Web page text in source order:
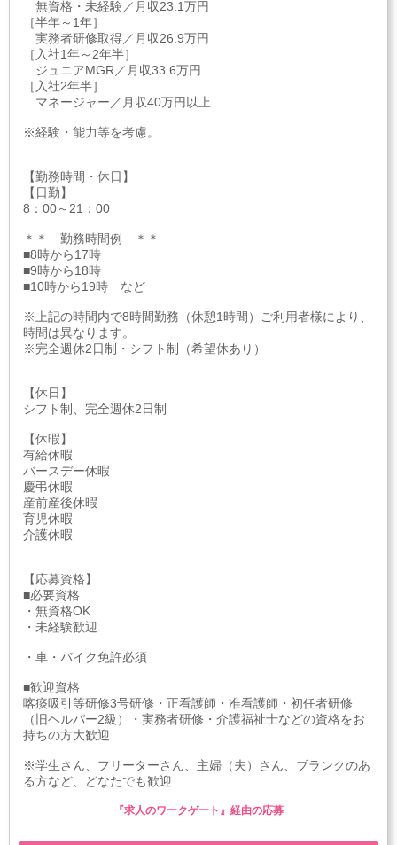
無資格・未経験／月収23.1万円
［半年～1年］
実務者研修取得／月収26.9万円
［入社1年～2年半］
ジュニアMGR／月収33.6万円
［入社2年半］
マネージャー／月収40万円以上
※経験・能力等を考慮。
【勤務時間・休日】
【日勤】
8：00～21：00
＊＊ 勤務時間例 ＊＊
■8時から17時
■9時から18時
■10時から19時 など
※上記の時間内で8時間勤務（休憩1時間）ご利用者様により、
時間は異なります。
※完全週休2日制・シフト制（希望休あり）
【休日】
シフト制、完全週休2日制
【休暇】
有給休暇
バースデー休暇
慶弔休暇
産前産後休暇
育児休暇
介護休暇
【応募資格】
■必要資格
・無資格OK
・未経験歓迎
・車・バイク免許必須
■歓迎資格
喀痰吸引等研修3号研修・正看護師・准看護師・初任者研修
（旧ヘルパー2級）・実務者研修・介護福祉士などの資格をお
持ちの方大歓迎
※学生さん、フリーターさん、主婦（夫）さん、ブランクのあ
る方など、どなたでも歓迎
『求人のワークゲート』経由の応募